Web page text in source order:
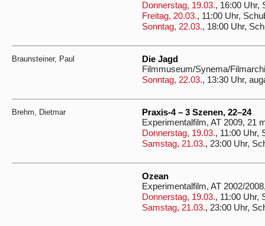
Donnerstag, 19.03., 16:00 Uhr,
Freitag, 20.03., 11:00 Uhr,
Sonntag, 22.03., 18:00 Uhr,
Braunsteiner, Paul
Die Jagd
Filmmuseum/Synema/
Sonntag, 22.03., 13:30 Uhr,
Brehm, Dietmar
Praxis-4 – 3 Szenen, 22–24
Experimentalfilm, AT 2009, 21
Donnerstag, 19.03., 11:00 Uhr,
Samstag, 21.03., 23:00 Uhr,
Ozean
Experimentalfilm, AT 2002/
Donnerstag, 19.03., 11:00 Uhr,
Samstag, 21.03., 23:00 Uhr,